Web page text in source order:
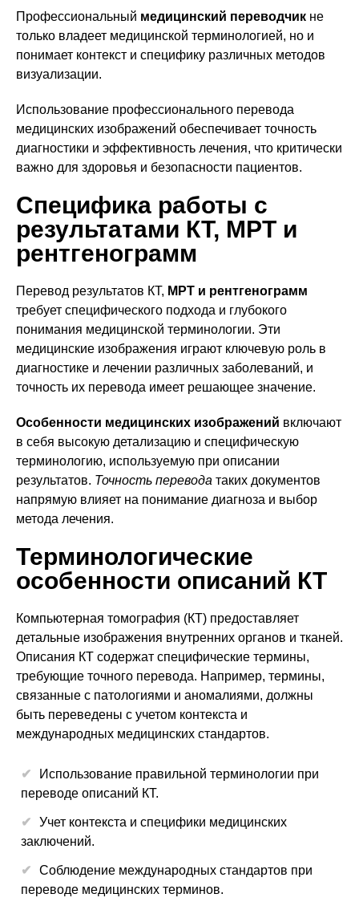
Профессиональный медицинский переводчик не
только владеет медицинской терминологией, но и
понимает контекст и специфику различных методов
визуализации.
Использование профессионального перевода
медицинских изображений обеспечивает точность
диагностики и эффективность лечения, что критически
важно для здоровья и безопасности пациентов.
Специфика работы с
результатами КТ, МРТ и
рентгенограмм
Перевод результатов КТ, МРТ и рентгенограмм
требует специфического подхода и глубокого
понимания медицинской терминологии. Эти
медицинские изображения играют ключевую роль в
диагностике и лечении различных заболеваний, и
точность их перевода имеет решающее значение.
Особенности медицинских изображений включают
в себя высокую детализацию и специфическую
терминологию, используемую при описании
результатов. Точность перевода таких документов
напрямую влияет на понимание диагноза и выбор
метода лечения.
Терминологические
особенности описаний КТ
Компьютерная томография (КТ) предоставляет
детальные изображения внутренних органов и тканей.
Описания КТ содержат специфические термины,
требующие точного перевода. Например, термины,
связанные с патологиями и аномалиями, должны
быть переведены с учетом контекста и
международных медицинских стандартов.
Использование правильной терминологии при
переводе описаний КТ.
Учет контекста и специфики медицинских
заключений.
Соблюдение международных стандартов при
переводе медицинских терминов.